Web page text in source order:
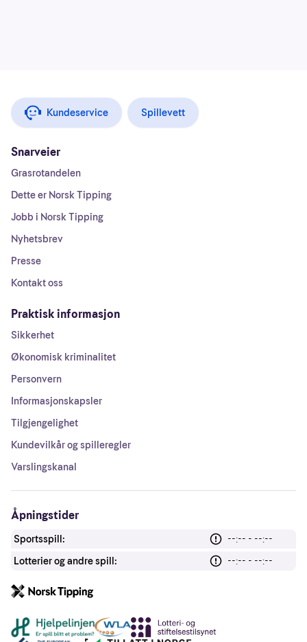
Kundeservice Spillevett
Snarveier
Grasrotandelen
Dette er Norsk Tipping
Jobb i Norsk Tipping
Nyhetsbrev
Presse
Kontakt oss
Praktisk informasjon
Sikkerhet
Økonomisk kriminalitet
Personvern
Informasjonskapsler
Tilgjengelighet
Kundevilkår og spilleregler
Varslingskanal
Åpningstider
Sportsspill:
--:-- - --:--
Lotterier og andre spill:
--:-- - --:--
Andre lenker